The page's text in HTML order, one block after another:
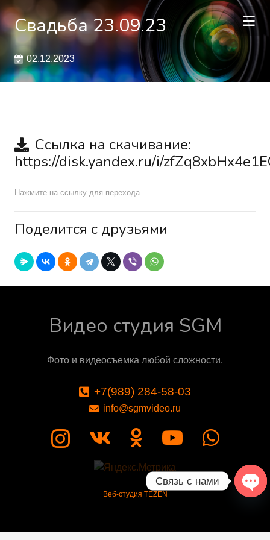
Свадьба 23.09.23
02.12.2023
Ссылка на скачивание:
https://disk.yandex.ru/i/
Нажмите на ссылку для перехода
Поделится с друзьями
Видео студия SGM
Фото и видеосъемка любой сложности.
+7(989) 284-58-03
info@sgmvideo.ru
Веб-студия TEZEN
Связь с нами